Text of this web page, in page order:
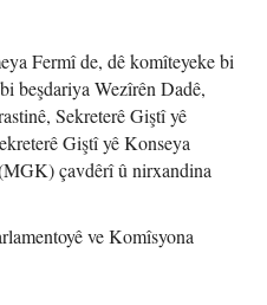
Fermî de, dê komîteyeke bi
beşdariya Wezîrên Dadê,
Sekreterê Giştî yê
Giştî yê Konseya
çavdêrî û nirxandina
ve Komîsyona